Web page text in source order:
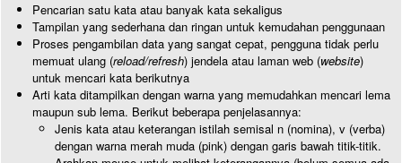
Pencarian satu kata atau banyak kata sekaligus
Tampilan yang sederhana dan ringan untuk kemudahan penggunaan
Proses pengambilan data yang sangat cepat, pengguna tidak perlu
memuat ulang (reload/refresh) jendela atau laman web (website)
untuk mencari kata berikutnya
Arti kata ditampilkan dengan warna yang memudahkan mencari lema
maupun sub lema. Berikut beberapa penjelasannya:
Jenis kata atau keterangan istilah semisal n (nomina), v (verba)
dengan warna merah muda (pink) dengan garis bawah titik-titik.